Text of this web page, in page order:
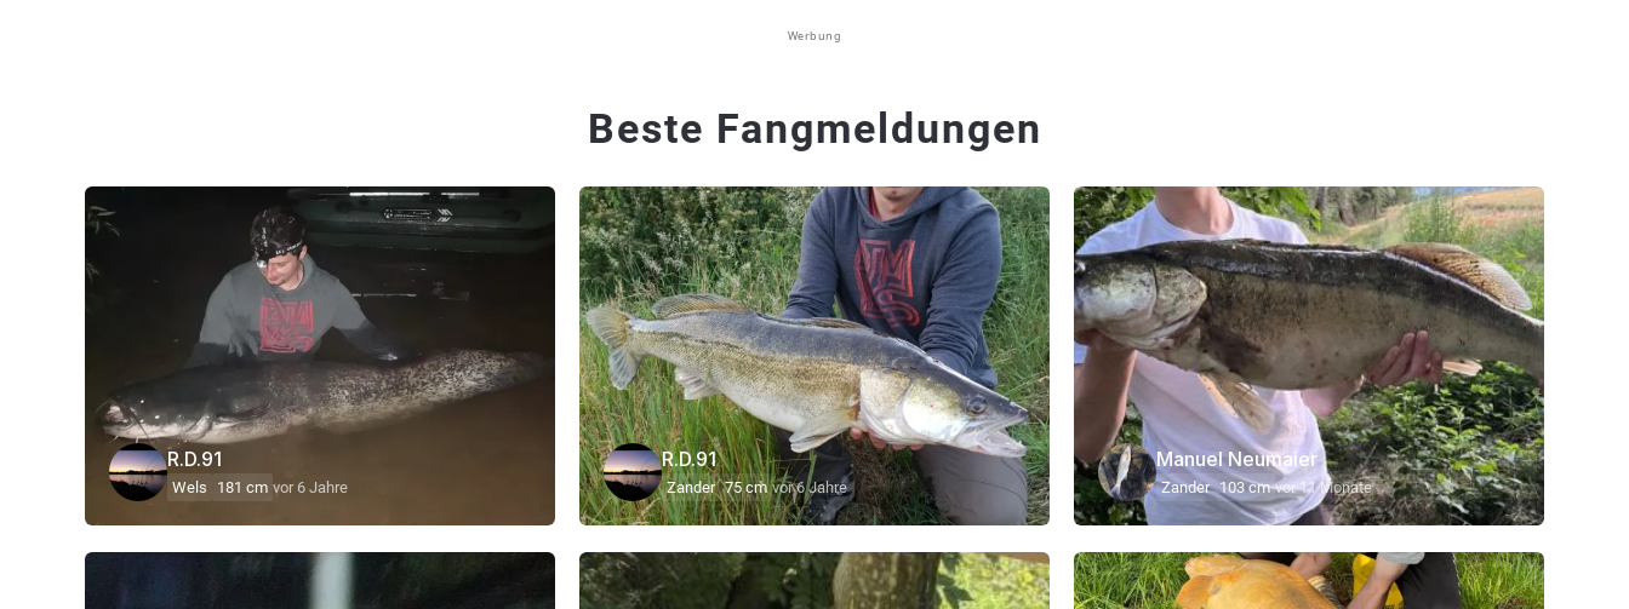
Werbung
Beste Fangmeldungen
R.D.91
Wels 181 cm vor 6 Jahre
R.D.91
Zander 75 cm vor 6 Jahre
Manuel Neumaier
Zander 103 cm vor 11 Monate